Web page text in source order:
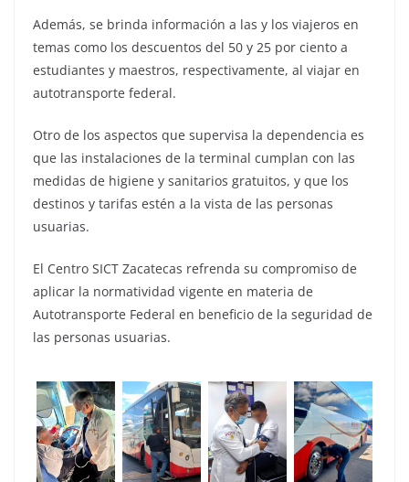
Además, se brinda información a las y los viajeros en
temas como los descuentos del 50 y 25 por ciento a
estudiantes y maestros, respectivamente, al viajar en
autotransporte federal.
Otro de los aspectos que supervisa la dependencia es
que las instalaciones de la terminal cumplan con las
medidas de higiene y sanitarios gratuitos, y que los
destinos y tarifas estén a la vista de las personas
usuarias.
El Centro SICT Zacatecas refrenda su compromiso de
aplicar la normatividad vigente en materia de
Autotransporte Federal en beneficio de la seguridad de
las personas usuarias.